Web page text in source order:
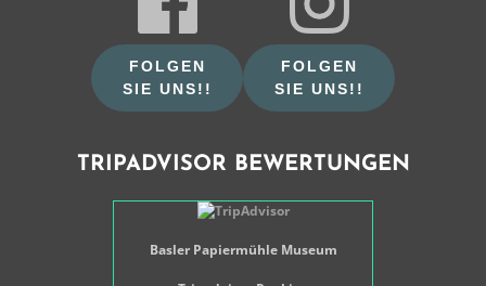
FOLGEN
SIE UNS!!
FOLGEN
SIE UNS!!
TRIPADVISOR BEWERTUNGEN
Basler Papiermühle Museum